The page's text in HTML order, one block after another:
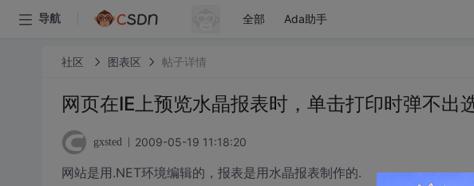
导航 全部 Ada助手
社区 图表区 帖子详情
网页在IE上预览水晶报表时，单击打印时弹不出
gxsted 2009-05-19 11:18:20
网站是用.NET环境编辑的，报表是用水晶报表制作的.